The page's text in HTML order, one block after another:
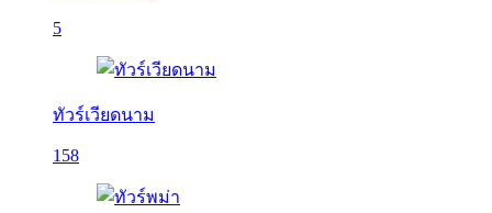
5
ทัวร์เวียดนาม
158